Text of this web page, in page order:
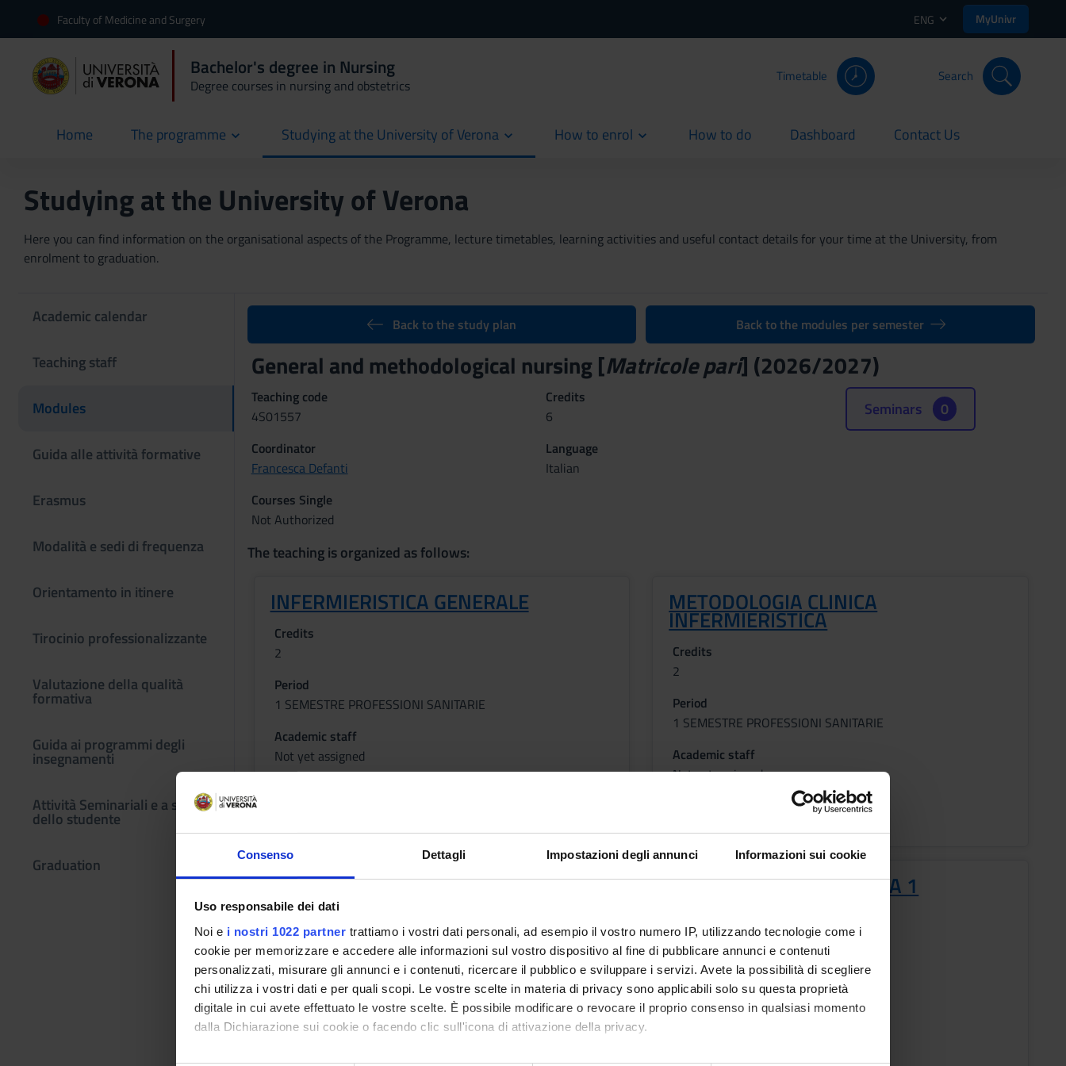
Consenso Dettagli Impostazioni degli annunci Informazioni sui cookie
Uso responsabile dei dati
Noi e i nostri 1022 partner trattiamo i vostri dati personali, ad esempio il vostro numero IP, utilizzando tecnologie come i
cookie per memorizzare e accedere alle informazioni sul vostro dispositivo al fine di pubblicare annunci e contenuti
personalizzati, misurare gli annunci e i contenuti, ricercare il pubblico e sviluppare i servizi. Avete la possibilità di scegliere
chi utilizza i vostri dati e per quali scopi. Le vostre scelte in materia di privacy sono applicabili solo su questa proprietà
digitale in cui avete effettuato le vostre scelte. È possibile modificare o revocare il proprio consenso in qualsiasi momento
dalla Dichiarazione sui cookie o facendo clic sull'icona di attivazione della privacy.
Faculty of Medicine and Surgery ENG MyUnivr
Bachelor's degree in Nursing
Degree courses in nursing and obstetrics
Timetable Search
Home
current The programme Studying at the University of Verona How to enrol How to do
current Dashboard
current Contact Us
current
Studying at the University of Verona
Here you can find information on the organisational aspects of the Programme, lecture timetables, learning activities and useful contact details for your time at the University, from
enrolment to graduation.
Academic calendar
Teaching staff
Modules
Guida alle attività formative
Erasmus
Modalità e sedi di frequenza
Orientamento in itinere
Tirocinio professionalizzante
Valutazione della qualità
formativa
Guida ai programmi degli
insegnamenti
Attività Seminariali e a scelta
dello studente
Graduation
Back to the study plan Back to the modules per semester
General and methodological nursing [Matricole pari] (2026/2027)
Teaching code
4S01557
Credits
6
Coordinator
Francesca Defanti
Language
Italian
Courses Single
Not Authorized
Seminars 0
The teaching is organized as follows:
INFERMIERISTICA GENERALE
Credits
2
Period
1 SEMESTRE PROFESSIONI SANITARIE
Academic staff
Not yet assigned
METODOLOGIA CLINICA
INFERMIERISTICA
Credits
2
Period
1 SEMESTRE PROFESSIONI SANITARIE
Academic staff
Not yet assigned
ASSISTENZA CHIRURGICA GENERALE
Credits
1
Period
1 SEMESTRE PROFESSIONI SANITARIE
Academic staff
INFERMIERISTICA CLINICA 1
1
Period
1 SEMESTRE PROFESSIONI SANITARIE